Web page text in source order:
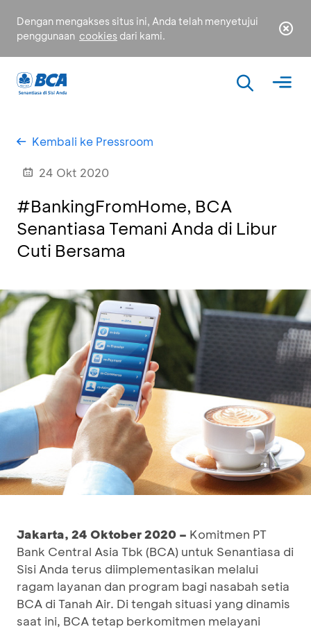
Dengan mengakses situs ini, Anda telah menyetujui
penggunaan cookies dari kami.
Kembali ke Pressroom
24 Okt 2020
#BankingFromHome, BCA
Senantiasa Temani Anda di Libur
Cuti Bersama
Jakarta, 24 Oktober 2020 – Komitmen PT
Bank Central Asia Tbk (BCA) untuk Senantiasa di
Sisi Anda terus diimplementasikan melalui
ragam layanan dan program bagi nasabah setia
BCA di Tanah Air. Di tengah situasi yang dinamis
saat ini, BCA tetap berkomitmen melayani